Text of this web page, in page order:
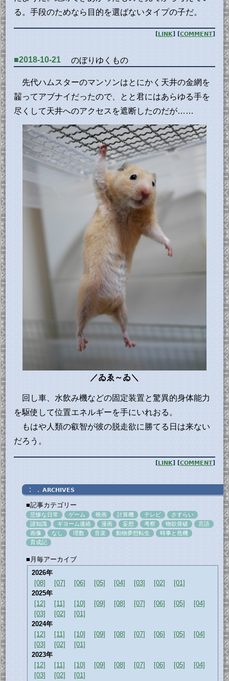
る。手段のためなら目的を選ばないタイプの子だ。
LINK] [ COMMENT]
■2018-10-21 のぼりゆくもの
先代ハムスターのマンソンはとにかく天井の金網を
齧ってアブナイだったので、とと君にはあらゆる手を
尽くして天井へのアクセスを遮断したのだが……
／ゐゑ～ゐ＼
回し車、水飲み機などの固定装置と驚異的身体能力
を駆使して位置エネルギーを手にいれおる。
もはや人類の叡智が彼の脱走欲に勝てる日は来ない
だろう。
LINK] [ COMMENT]
：．ARCHIVES
■記事カテゴリー
悲惨な日常 ゲーム 映画 計算機 テレビ
さすらい
謎知識
ギヨーム連絡 漫画 妄想 考察 物欲発破
言語
画像
なし 理数 音楽 動物夢想転生
時事と危機
育成記
■月毎アーカイブ
2026年
[08]
[07] [06] [05] [04] [03] [02]
[01]
2025年
[12]
[11] [10] [09] [08] [07] [06] [05]
[04]
[03]
[02]
[01]
2024年
[12]
[11] [10] [09] [08] [07] [06] [05]
[04]
[03]
[02]
[01]
2023年
[12]
[11] [10] [09] [08] [07] [06] [05]
[04]
[03]
[02]
[01]